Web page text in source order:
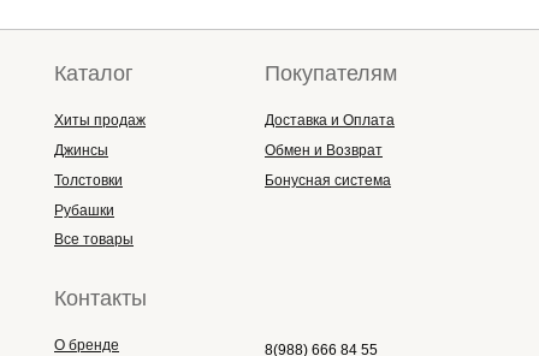
8(988) 666 84 55
Каталог
Хиты продаж
Джинсы
Толстовки
Рубашки
Все товары
Доставка и Оплата
Обмен и Возврат
Бонусная система
О бренде
Покупателям
Контакты